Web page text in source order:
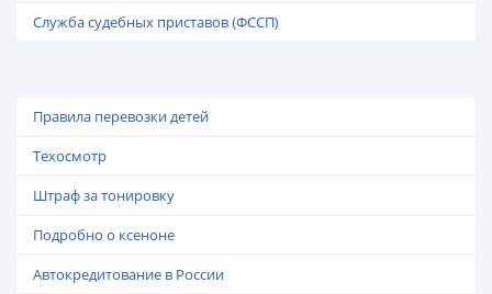
Служба судебных приставов (ФССП)
Правила перевозки детей
Техосмотр
Штраф за тонировку
Подробно о ксеноне
Автокредитование в России